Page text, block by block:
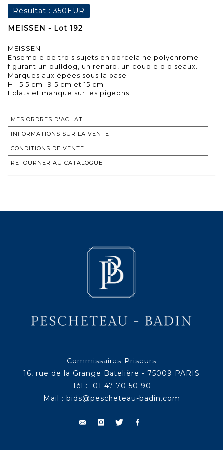
Résultat :350EUR
MEISSEN - Lot 192
MEISSEN
Ensemble de trois sujets en porcelaine polychrome
figurant un bulldog, un renard, un couple d'oiseaux.
Marques aux épées sous la base
H.: 5.5 cm- 9.5 cm et 15 cm
Eclats et manque sur les pigeons
MES ORDRES D'ACHAT
INFORMATIONS SUR LA VENTE
CONDITIONS DE VENTE
RETOURNER AU CATALOGUE
Commissaires-Priseurs
16, rue de la Grange Batelière - 75009 PARIS
Tél : 01 47 70 50 90
Mail : bids@pescheteau-badin.com